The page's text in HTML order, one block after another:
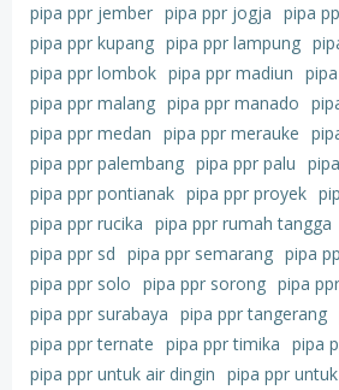
pipa ppr jember pipa ppr jogja pipa
pipa ppr kupang pipa ppr lampung
pipa ppr lombok pipa ppr madiun
pipa ppr malang pipa ppr manado
pipa ppr medan pipa ppr merauke
pipa ppr palembang pipa ppr palu
pipa ppr pontianak pipa ppr proyek
pipa ppr rucika pipa ppr rumah tangga
pipa ppr sd pipa ppr semarang pipa
pipa ppr solo pipa ppr sorong pipa
pipa ppr surabaya pipa ppr tangerang
pipa ppr ternate pipa ppr timika pipa
pipa ppr untuk air dingin pipa ppr